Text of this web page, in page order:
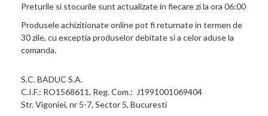
Preturile si stocurile sunt actualizate in fiecare zi la ora 06:00
Produsele achizitionate online pot fi returnate in termen de
30 zile, cu exceptia produselor debitate si a celor aduse la
comanda.
S.C. BADUC S.A.
C.I.F.: RO1568611, Reg. Com.: J1991001069404
Str. Vigoniei, nr 5-7, Sector 5, Bucuresti